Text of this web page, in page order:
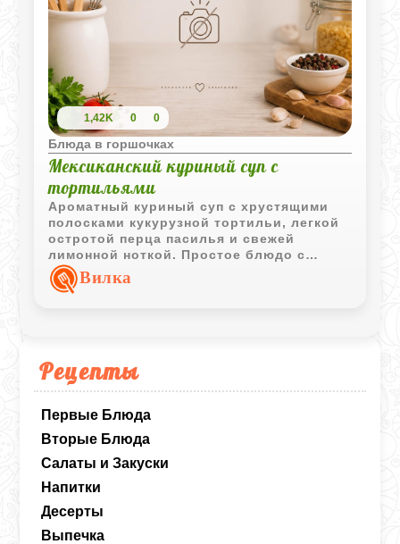
Рецепты
Первые Блюда
Вторые Блюда
Салаты и Закуски
Напитки
Десерты
Выпечка
1,42K 0 0
Блюда в горшочках
Мексиканский куриный суп с
тортильями
Ароматный куриный суп с хрустящими
полосками кукурузной тортильи, легкой
остротой перца пасилья и свежей
лимонной ноткой. Простое блюдо с
ярким мексиканским характером.
Вилка